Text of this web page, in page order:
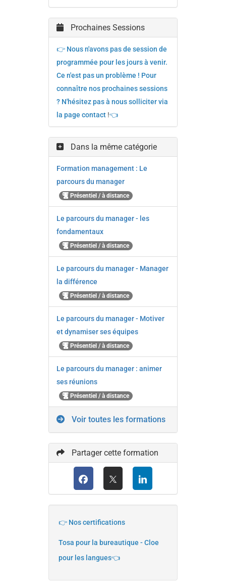
Prochaines Sessions
👉 Nous n'avons pas de session de
programmée pour les jours à venir.
Ce n'est pas un problème ! Pour
connaître nos prochaines sessions
? N'hésitez pas à nous solliciter via
la page contact!👈
Dans la même catégorie
Formation management : Le
parcours du manager
Présentiel / à distance
Le parcours du manager - les
fondamentaux
Présentiel / à distance
Le parcours du manager - Manager
la différence
Présentiel / à distance
Le parcours du manager - Motiver
et dynamiser ses équipes
Présentiel / à distance
Le parcours du manager : animer
ses réunions
Présentiel / à distance
Voir toutes les formations
Partager cette formation
👉 Nos certifications
Tosa pour la bureautique - Cloe
pour les langues👈